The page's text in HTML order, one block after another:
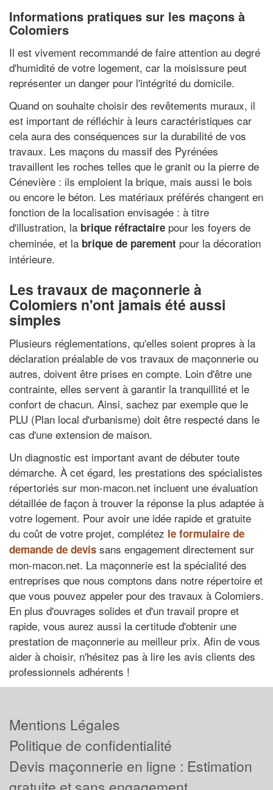
Informations pratiques sur les maçons à
Colomiers
Il est vivement recommandé de faire attention au degré
d'humidité de votre logement, car la moisissure peut
représenter un danger pour l'intégrité du domicile.
Quand on souhaite choisir des revêtements muraux, il
est important de réfléchir à leurs caractéristiques car
cela aura des conséquences sur la durabilité de vos
travaux. Les maçons du massif des Pyrénées
travaillent les roches telles que le granit ou la pierre de
Cénevière : ils emploient la brique, mais aussi le bois
ou encore le béton. Les matériaux préférés changent en
fonction de la localisation envisagée : à titre
d'illustration, la brique réfractaire pour les foyers de
cheminée, et la brique de parement pour la décoration
intérieure.
Les travaux de maçonnerie à
Colomiers n'ont jamais été aussi
simples
Plusieurs réglementations, qu'elles soient propres à la
déclaration préalable de vos travaux de maçonnerie ou
autres, doivent être prises en compte. Loin d'être une
contrainte, elles servent à garantir la tranquillité et le
confort de chacun. Ainsi, sachez par exemple que le
PLU (Plan local d'urbanisme) doit être respecté dans le
cas d'une extension de maison.
Un diagnostic est important avant de débuter toute
démarche. À cet égard, les prestations des spécialistes
répertoriés sur mon-macon.net incluent une évaluation
détaillée de façon à trouver la réponse la plus adaptée à
votre logement. Pour avoir une idée rapide et gratuite
du coût de votre projet, complétez le formulaire de
demande de devis sans engagement directement sur
mon-macon.net. La maçonnerie est la spécialité des
entreprises que nous comptons dans notre répertoire et
que vous pouvez appeler pour des travaux à Colomiers.
En plus d'ouvrages solides et d'un travail propre et
rapide, vous aurez aussi la certitude d'obtenir une
prestation de maçonnerie au meilleur prix. Afin de vous
aider à choisir, n'hésitez pas à lire les avis clients des
professionnels adhérents !
Mentions Légales
Politique de confidentialité
Devis maçonnerie en ligne : Estimation